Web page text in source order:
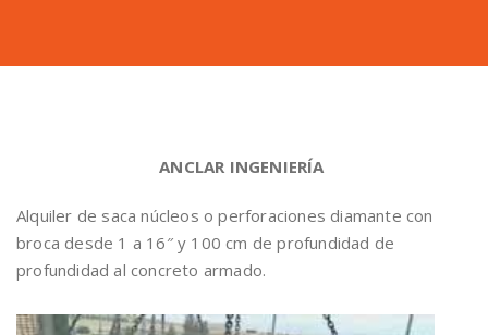
ANCLAR INGENIERÍA
Alquiler de saca núcleos o perforaciones diamante con
broca desde 1 a 16″ y 100 cm de profundidad de
profundidad al concreto armado.